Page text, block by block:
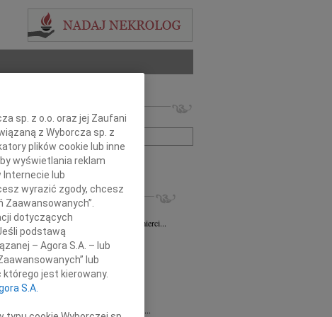
lub numer ogłoszenia:
+ szukanie zaawansowane
Gapiński 03.08.2026
dużym żalem przyjęliśmy wiadomość o śmierci...
Łódź
głębokiego współczucia dla...
29.07.2026
Łódź
współczucia Pani Janinie...
27.07.2026
Pani Joannie Nowińskiej wyrazy głębokiego...
sp. z o.o. oraz jej Zaufani
z Wyborcza sp. z
plików cookie lub inne
wyświetlania reklam
lub
wyrazić zgody, chcesz
dotyczących
podstawą
– Agora S.A. – lub
lub
jest kierowany.
S.A.